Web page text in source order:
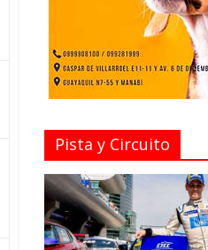
Pista y Circuito